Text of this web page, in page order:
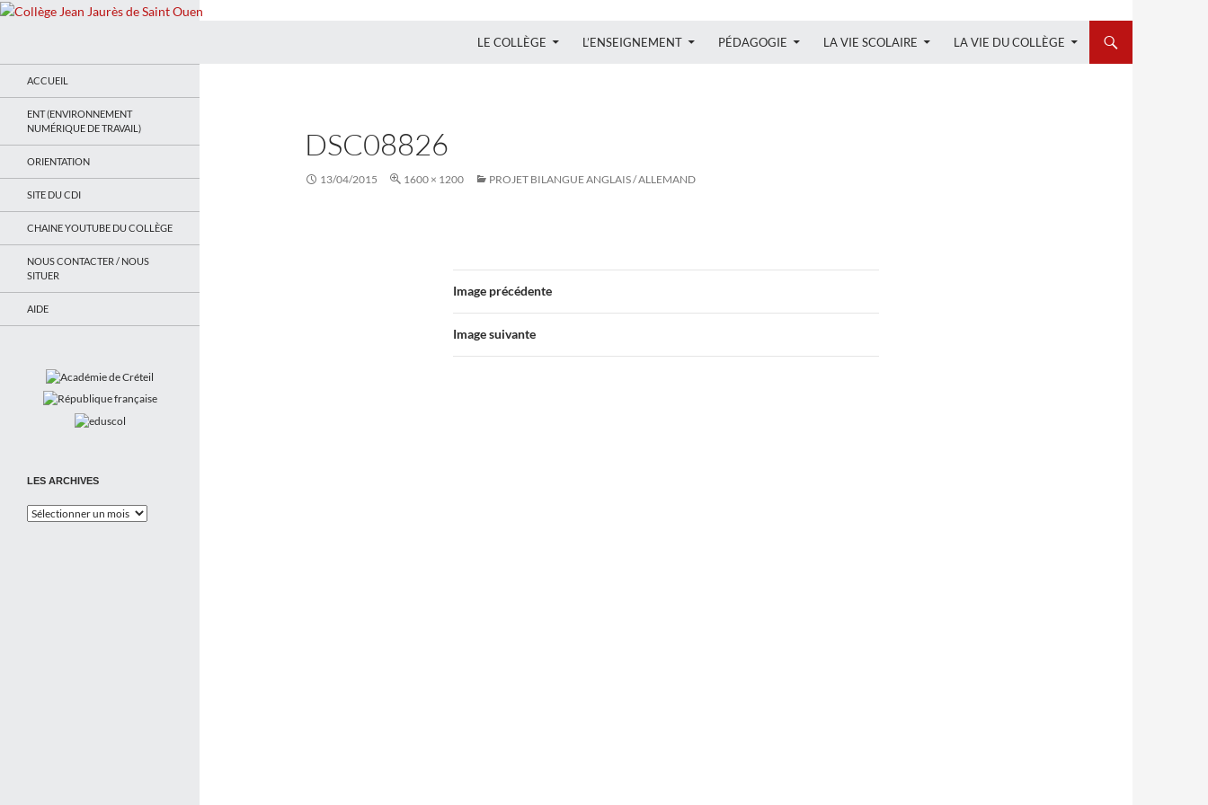
LE COLLÈGE L’ENSEIGNEMENT PÉDAGOGIE LA VIE SCOLAIRE LA VIE DU COLLÈGE
DSC08826
13/04/2015 1600 × 1200 PROJET BILANGUE ANGLAIS / ALLEMAND
Image précédente
Image suivante
ACCUEIL
ENT (ENVIRONNEMENT
NUMÉRIQUE DE TRAVAIL)
ORIENTATION
SITE DU CDI
CHAINE YOUTUBE DU COLLÈGE
NOUS CONTACTER / NOUS
SITUER
AIDE
LES ARCHIVES
Les